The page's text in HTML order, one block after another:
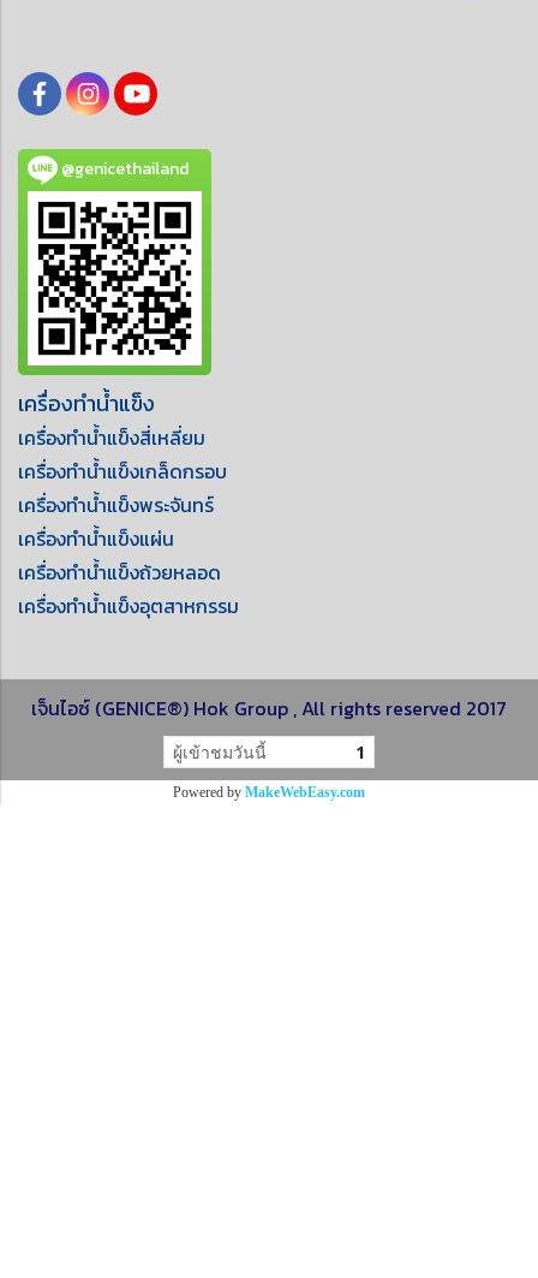
@genicethailand
เครื่องทำน้ำแข็ง
เครื่องทำน้ำแข็งสี่เหลี่ยม
เครื่องทำน้ำแข็งเกล็ดกรอบ
เครื่องทำน้ำแข็งพระจันทร์
เครื่องทำน้ำแข็งแผ่น
เครื่องทำน้ำแข็งถ้วยหลอด
เครื่องทำน้ำแข็งอุตสาหกรรม
เจ็นไอซ์ (GENICE®) Hok Group , All rights reserved 2017
ผู้เข้าชมวันนี้ 1
Powered by MakeWebEasy.com